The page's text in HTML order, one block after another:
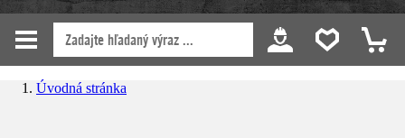
Úvodná stránka